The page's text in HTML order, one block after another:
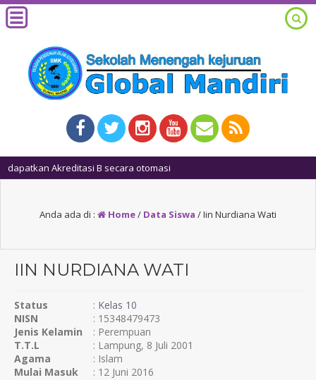
Anda ada di : Home/ Data Siswa /Iin Nurdiana Wati
IIN NURDIANA WATI
Status : Kelas 10
NISN
: 15348479473
Jenis Kelamin
: Perempuan
T.T.L
: Lampung, 8 Juli 2001
Agama
: Islam
Mulai Masuk
: 12 Juni 2016